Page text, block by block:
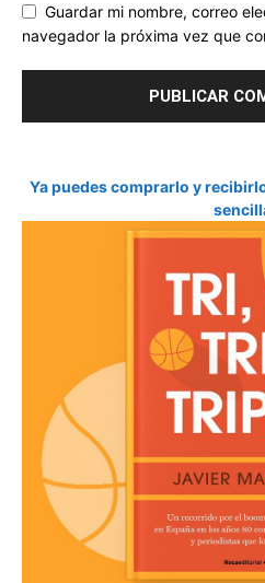
Guardar mi nombre, correo
navegador la próxima vez que
Ya puedes comprarlo y